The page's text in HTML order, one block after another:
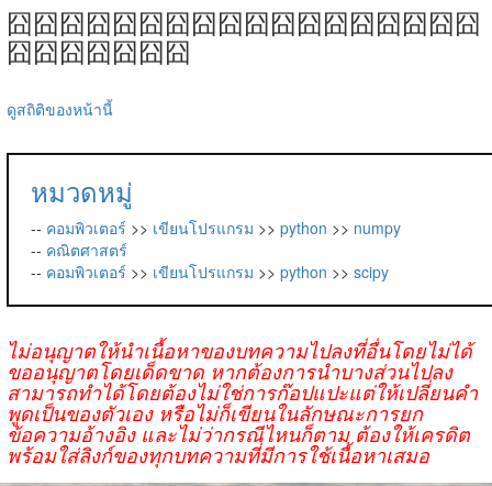
囧囧囧囧囧囧囧囧囧囧囧囧囧囧囧囧囧囧
囧囧囧囧囧囧囧
ดูสถิติของหน้านี้
หมวดหมู่
-- คอมพิวเตอร์ >> เขียนโปรแกรม >> python >> numpy
-- คณิตศาสตร์
-- คอมพิวเตอร์ >> เขียนโปรแกรม >> python >> scipy
ไม่อนุญาตให้นำเนื้อหาของบทความไปลงที่อื่นโดยไม่ได้
ขออนุญาตโดยเด็ดขาด หากต้องการนำบางส่วนไปลง
สามารถทำได้โดยต้องไม่ใช่การก๊อปแปะแต่ให้เปลี่ยนคำ
พูดเป็นของตัวเอง หรือไม่ก็เขียนในลักษณะการยก
ข้อความอ้างอิง และไม่ว่ากรณีไหนก็ตาม ต้องให้เครดิต
พร้อมใส่ลิงก์ของทุกบทความที่มีการใช้เนื้อหาเสมอ